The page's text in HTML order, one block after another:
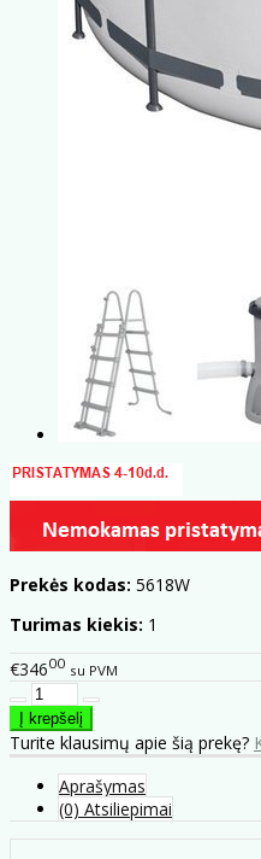
Prekės kodas: 5618W
Turimas kiekis: 1
€34600 su PVM
Turite klausimų apie šią prekę?
Aprašymas
(0) Atsiliepimai